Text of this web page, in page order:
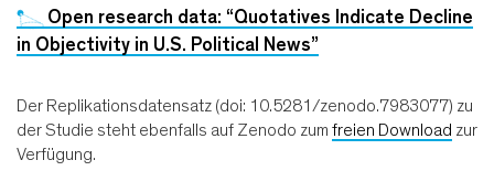
Open research data: “Quotatives Indicate Decline
in Objectivity in U.S. Political News”
Der Replikationsdatensatz (doi: 10.5281/zenodo.7983077) zu
der Studie steht ebenfalls auf Zenodo zum freien Download zur
Verfügung.